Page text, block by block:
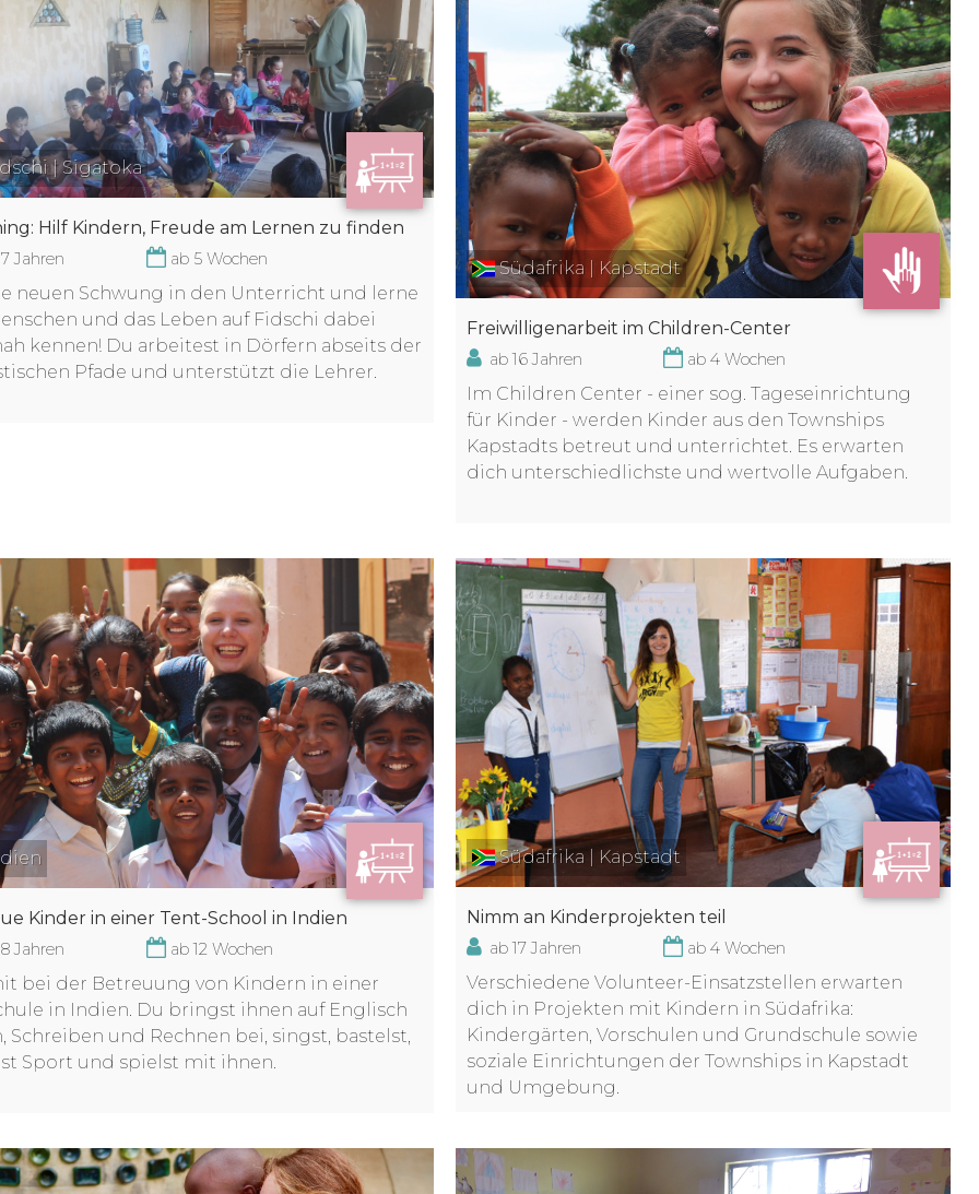
| Sigatoka
Hilf Kindern, Freude am Lernen zu finden
Jahren ab 5 Wochen
neuen Schwung in den Unterricht und lerne
und das Leben auf Fidschi dabei
kennen! Du arbeitest in Dörfern abseits der
Pfade und unterstützt die Lehrer.
Südafrika | Kapstadt
Freiwilligenarbeit im Children-Center
ab 16 Jahren ab 4 Wochen
Im Children Center - einer sog. Tageseinrichtung
für Kinder - werden Kinder aus den Townships
Kapstadts betreut und unterrichtet. Es erwarten
dich unterschiedlichste und wertvolle Aufgaben.
Kinder in einer Tent-School in Indien
Jahren ab 12 Wochen
bei der Betreuung von Kindern in einer
in Indien. Du bringst ihnen auf Englisch
Schreiben und Rechnen bei, singst, bastelst,
Sport und spielst mit ihnen.
Südafrika | Kapstadt
Nimm an Kinderprojekten teil
ab 17 Jahren ab 4 Wochen
Verschiedene Volunteer-Einsatzstellen erwarten
dich in Projekten mit Kindern in Südafrika:
Kindergärten, Vorschulen und Grundschule sowie
soziale Einrichtungen der Townships in Kapstadt
und Umgebung.